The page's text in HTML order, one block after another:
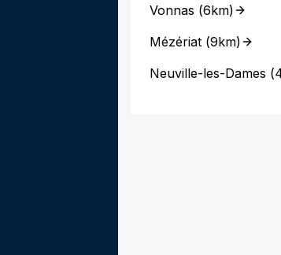
Vonnas (6km)
Mézériat (9km)
Neuville-les-Dames (